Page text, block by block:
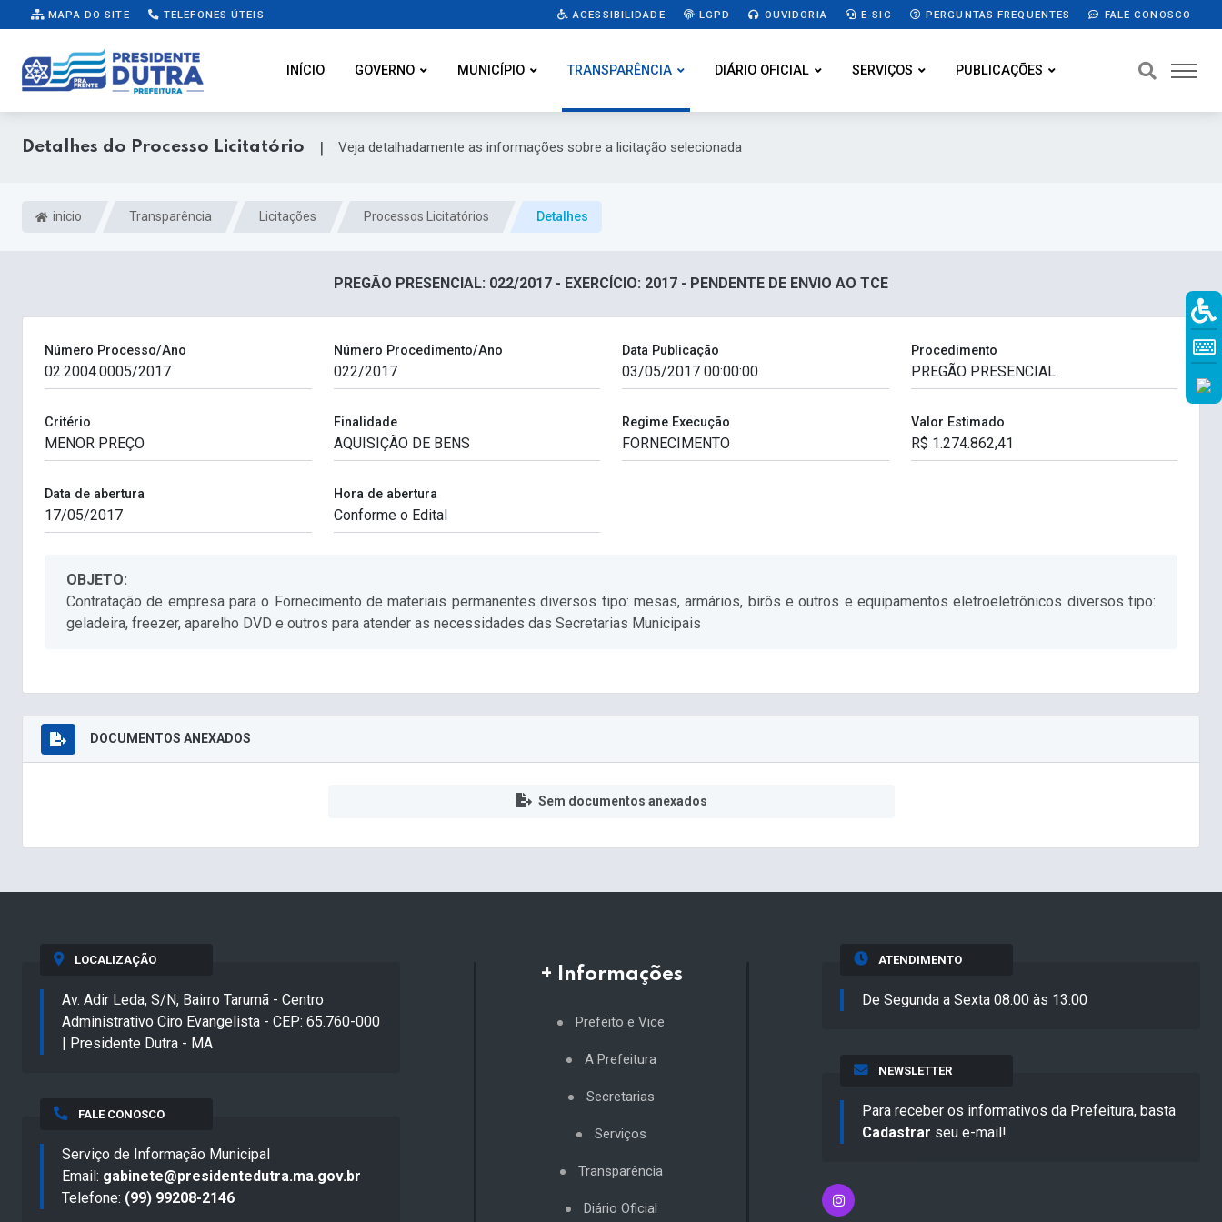
MAPA DO SITE TELEFONES ÚTEIS ACESSIBILIDADE LGPD OUVIDORIA E-SIC PERGUNTAS FREQUENTES FALE CONOSCO
INÍCIO GOVERNO MUNICÍPIO TRANSPARÊNCIA DIÁRIO OFICIAL SERVIÇOS PUBLICAÇÕES
Detalhes do Processo Licitatório | Veja detalhadamente as informações sobre a licitação selecionada
inicio Transparência Licitações Processos Licitatórios Detalhes
PREGÃO PRESENCIAL: 022/2017 - EXERCÍCIO: 2017 - PENDENTE DE ENVIO AO TCE
Número Processo/Ano Número Procedimento/Ano Data Publicação Procedimento
Critério Finalidade Regime Execução Valor Estimado
Data de abertura Hora de abertura
OBJETO:
Contratação de empresa para o Fornecimento de materiais permanentes diversos tipo: mesas, armários, birôs e outros e equipamentos eletroeletrônicos diversos tipo:
geladeira, freezer, aparelho DVD e outros para atender as necessidades das Secretarias Municipais
DOCUMENTOS ANEXADOS
Sem documentos anexados
LOCALIZAÇÃO
Av. Adir Leda, S/N, Bairro Tarumã - Centro
Administrativo Ciro Evangelista - CEP: 65.760-000
| Presidente Dutra - MA
FALE CONOSCO
Serviço de Informação Municipal
Email: gabinete@presidentedutra.ma.gov.br
Telefone: (99) 99208-2146
+ Informações
Prefeito e Vice
A Prefeitura
Secretarias
Serviços
Transparência
Diário Oficial
ATENDIMENTO
De Segunda a Sexta 08:00 às 13:00
NEWSLETTER
Para receber os informativos da Prefeitura, basta
Cadastrar seu e-mail!